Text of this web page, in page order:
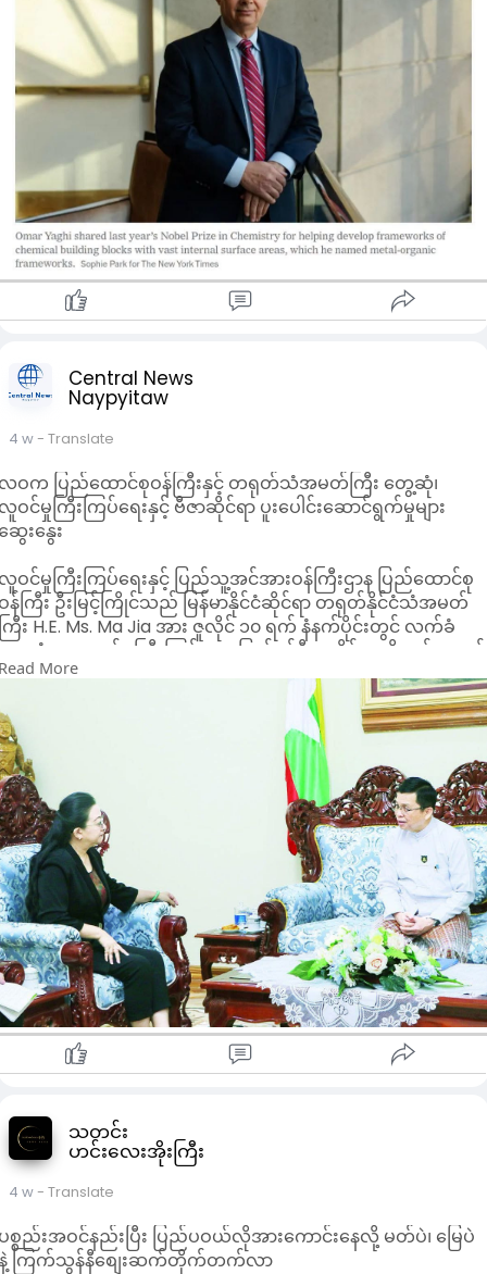
တ်ဂျက်လေ့လာဆန်းစစ်သူတစ်ဦးဖြစ်တဲ့ အလက်ဇန်းဒြား ဇင်မာ
န်း(Alessandra Zimmermann) က “တရုတ်နိုင်ငံဟာ ဓာတုဗေဒ
ပါအဝင် သိပ္ပံကဏ္ဍတစ်ခုလုံးမှာ ရင်းနှီးမြှုပ်နှံမှုတွေကို တိုးမြှင့်နေ
ါတယ်” လို့ ပြောပါတယ်။ သိပ္ပံပညာအောင်မြင်မှုရဲ့ အကောင်းဆုံး
င်းတာချက်တွေအရ တရုတ်နိုင်ငံဟာ “ထိပ်တန်း ဓာတုဗေဒ
တေသနစာတမ်းတွေ ထုတ်ဝေမှုအပိုင်းမှာ အမေရိကန်ထက်
ာလွန်နေတယ်” လို့လည်း သူက ဖြည့်စွက်ပြောပါတယ်။
Central News
Naypyitaw
4 w- Translate
ဝက ပြည်ထောင်စုဝန်ကြီးနှင့် တရုတ်သံအမတ်ကြီး တွေ့ဆုံ၊
ဝင်မှုကြီးကြပ်ရေးနှင့် ဗီဇာဆိုင်ရာ ပူးပေါင်းဆောင်ရွက်မှုများ
ေးနွေး
ဝင်မှုကြီးကြပ်ရေးနှင့် ပြည်သူ့အင်အားဝန်ကြီးဌာန ပြည်ထောင်စု
န်ကြီး ဦးမြင့်ကြိုင်သည် မြန်မာနိုင်ငံဆိုင်ရာ တရုတ်နိုင်ငံသံအမတ်
ြီး H.E. Ms. Ma Jia အား ဇူလိုင် ၁၀ ရက် နံနက်ပိုင်းတွင် လက်ခံ
ေ့ဆုံကာ လူဝင်မှုကြီးကြပ်ရေး၊ ပြည်ဝင်ဗီဇာဆိုင်ရာကိစ္စရပ်များနှင့်
စ်နိုင်ငံ ပူးပေါင်းဆောင်ရွက်ရေးဆိုင်ရာ အခြေအနေများကို
ေ့ဆုံဆွေးနွေးရာတွင် မြန်မာ-တရုတ် နှစ်နိုင်ငံအကြား
ဝင်မှုကြီးကြပ်ရေးဆိုင်ရာ လုပ်ငန်းများနှင့် ပြည်ဝင်ဗီဇာကိစ္စရပ်
ျားကို အဆင်ပြေချောမွေ့စွာ ဆောင်ရွက်နေမှု၊ တရုတ်လုပ်ငန်းရှင်
ျားအပါအဝင် တရုတ်နိုင်ငံသားများ၏ ပြည်ဝင်ဗီဇာအမျိုးမျိုးဖြင့်
ြန်မာနိုင်ငံအတွင်း ဝင်ရောက်၊ ထွက်ခွာသွားလာမှုများနှင့်
ဝင်မှုကြီးကြပ်ရေးဌာနက နေထိုင်ခွင့်ဆိုင်ရာ ဝန်ဆောင်မှုများ
ောင်ရွက်ပေးနေမှုတို့ကို ဆွေးနွေးခဲ့ကြသည်။
ပြင် မြန်မာ-တရုတ် နှစ်နိုင်ငံနယ်စပ်ဒေသနေ ပြည်သူများ၏
ယ်စပ်ဂိတ်များမှတစ်ဆင့် တရားဝင် အပြန်အလှန်ဝင်ရောက်၊ ထွက်
ာသွားလာမှု အခြေအနေများ၊ မြန်မာနိုင်ငံအတွင်းသို့ တရုတ်
င်ငံသားများအပါအဝင် နိုင်ငံခြားသားများ တရားမဝင်ဝင်ရောက်ကာ
န်လိုင်းငွေကြေးလိမ်လည်မှုလုပ်ငန်းများ ဆောင်ရွက်မှုကို ဥပဒေနှင့်
ညီ ရှာဖွေဖော်ထုတ် အရေးယူဆောင်ရွက်နေမှုများကိုလည်း
ေးနွေးခဲ့ကြကြောင်း သိရသည်။
အတူ မြန်မာ-တရုတ် နှစ်နိုင်ငံအကြား ပေါက်ဖော်ချစ်ကြည်ရင်းနှီး
ကို အခြေခံ၍ လူဝင်မှုကြီးကြပ်ရေးဆိုင်ရာ လုပ်ငန်းများ ပိုမို
ေးဆိုင်ရာ ကိစ္စရပ်များကိုလည်း အမြင်ချင်းဖလှယ် ဆွေးနွေးခဲ့ကြ
ြောင်း သိရသည်။
More
သတင်း
ဟင်းလေးအိုးကြီး
4 w- Translate
စ္စည်းအဝင်နည်းပြီး ပြည်ပဝယ်လိုအားကောင်းနေလို့ မတ်ပဲ၊ မြေပဲ
ကြက်သွန်နီစျေးဆက်တိုက်တက်လာ